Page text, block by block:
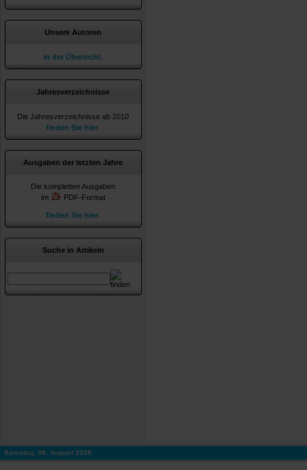
Unsere Autoren
in der Übersicht.
Jahresverzeichnisse
Die Jahresverzeichnisse ab 2010
finden Sie hier
Ausgaben der letzten Jahre
Die kompletten Ausgaben
im
PDF-Format
finden Sie hier
Suche in Artikeln
Samstag, 08. August 2026